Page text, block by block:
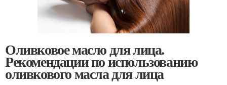
Оливковое масло для лица.
Рекомендации по использованию
оливкового масла для лица